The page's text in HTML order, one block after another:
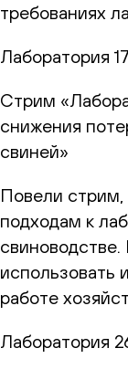
требованиях
Лаборатория
Стрим
снижения
свиней»
Повели
подходам к
использовать
работе
Лаборатория